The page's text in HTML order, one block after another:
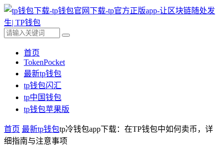
首页
TokenPocket
最新tp钱包
tp钱包闪汇
tp中国钱包
tp钱包苹果版
首页 最新tp钱包tp冷钱包app下载：在TP钱包中如何卖币，详
细指南与注意事项